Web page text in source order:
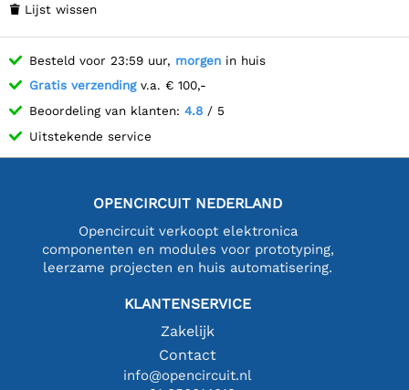
 Lijst wissen
Besteld voor 23:59 uur, morgen in huis
Gratis verzendingv.a. € 100,-
Beoordeling van klanten: 4.8 / 5
Uitstekende service
OPENCIRCUIT NEDERLAND
Opencircuit verkoopt elektronica
componenten en modules voor prototyping,
leerzame projecten en huis automatisering.
KLANTENSERVICE
Zakelijk
Contact
info@opencircuit.nl